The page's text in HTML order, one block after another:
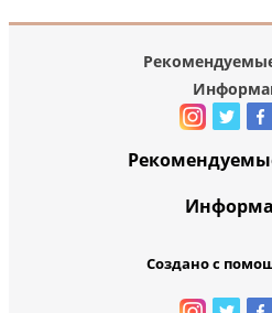
Создано с